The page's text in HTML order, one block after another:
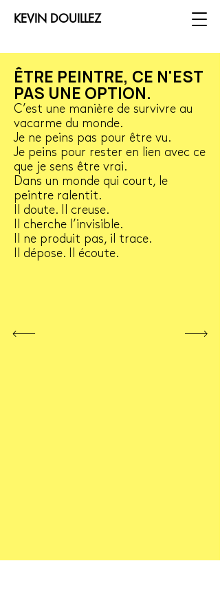
KEVIN DOUILLEZ
ÊTRE PEINTRE, CE N'EST
PAS UNE OPTION.
C’est une manière de survivre au
vacarme du monde.
Je ne peins pas pour être vu.
Je peins pour rester en lien avec ce
que je sens être vrai.
Dans un monde qui court, le
peintre ralentit.
Il doute. Il creuse.
Il cherche l’invisible.
Il ne produit pas, il trace.
Il dépose. Il écoute.